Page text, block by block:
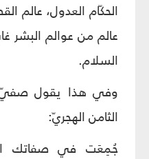
الحكّام العدول، عالم
عالم من عوالم البشر
السلام.
وفي هذا يقول صفيّ
الثامن الهجريّ:
جُمِعَت في صفاتك